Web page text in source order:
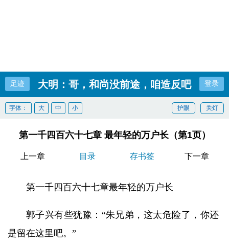
足迹 大明：哥，和尚没前途，咱造反吧 登录
关灯
护眼
字体： 大 中 小
第一千四百六十七章 最年轻的万户长（第1页）
上一章 目录 存书签 下一章
第一千四百六十七章最年轻的万户长
郭子兴有些犹豫：“朱兄弟，这太危险了，你还
是留在这里吧。”